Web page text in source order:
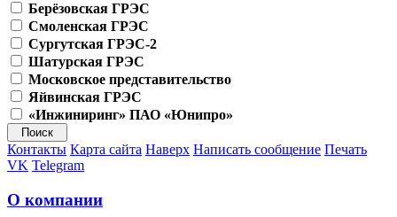
Берёзовская ГРЭС
Смоленская ГРЭС
Сургутская ГРЭС-2
Шатурская ГРЭС
Московское представительство
Яйвинская ГРЭС
«Инжиниринг» ПАО «Юнипро»
Контакты Карта сайта Наверх Написать сообщение Печать
VK Telegram
О компании